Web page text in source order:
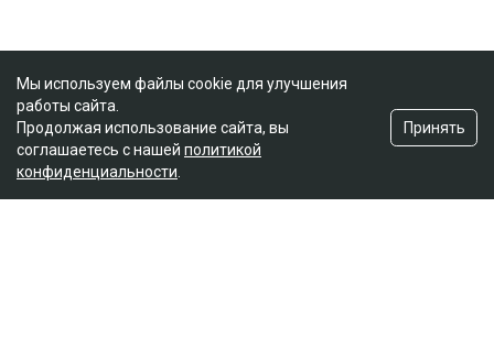
Мы используем файлы cookie для улучшения
работы сайта.
Продолжая использование сайта, вы
соглашаетесь с нашей политикой
конфиденциальности
Принять